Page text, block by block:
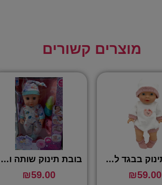
מוצרים קשורים
בובה תינוק בבגד לבן – IPOP
₪59.00
בובת תינוק שותה ועושה פיפי עם 10 סאונדים – IPOP
₪59.00